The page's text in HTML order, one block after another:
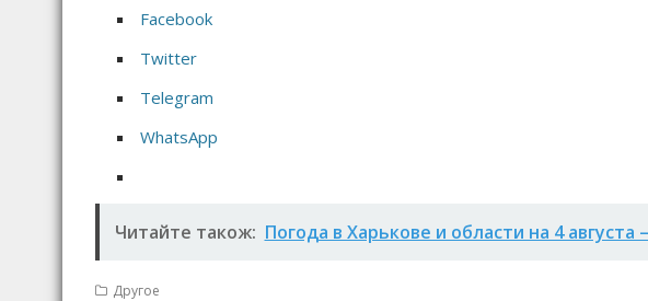
Facebook
Twitter
Telegram
WhatsApp
Читайте також: Погода в Харькове и области на 4
Другое